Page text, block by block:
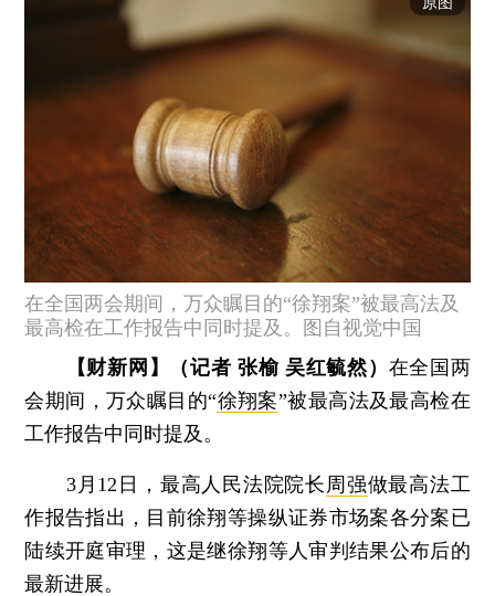
在全国两会期间，万众瞩目的“徐翔案”被最高法及
最高检在工作报告中同时提及。图自视觉中国
【财新网】（记者 张榆 吴红毓然） 在全国两
会期间，万众瞩目的“徐翔案”被最高法及最高检在
工作报告中同时提及。
3月12日，最高人民法院院长 周强做最高法工
作报告指出，目前徐翔等操纵证券市场案各分案已
陆续开庭审理，这是继徐翔等人审判结果公布后的
最新进展。